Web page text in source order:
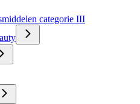
categorie III